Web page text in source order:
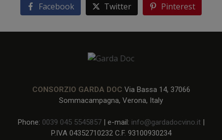
Facebook Twitter Pinterest
CONSORZIO GARDA DOC Via Bassa 14, 37066
Sommacampagna, Verona, Italy
Phone: 0039 045 5545857| e-mail: info@gardadocvino.it|
P.IVA 04352710232 C.F. 93100930234